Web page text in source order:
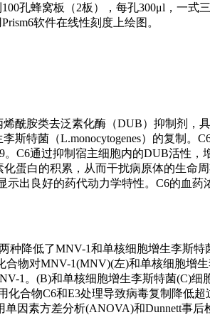
孔蜂窝板（2板），每孔300μl，一式
软件在线性刻度上绘图。
烯酰胺类去泛素化酶（DUB）抑制剂
斯特菌（L.monocytogenes）的复制。
C6通过抑制宿主细胞内的DUB活性
蛋白的积累，从而干扰病原体的生命
示出良好的药代动力学特性。C6的血
种降低了MNV-1和单核细胞增生李斯
合物对MNV-1(MNV)(左)和单核细胞增
1。(B)和单核细胞增生李斯特菌(C)
化合物C6和E3处理导致病毒复制降低
因素方差分析(ANOVA)和Dunnett事后